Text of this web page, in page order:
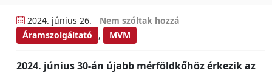
2024. június 26.
Nem szóltak hozzá
Áramszolgáltató
, MVM
2024. június 30-án újabb mérföldkőhöz érkezik az